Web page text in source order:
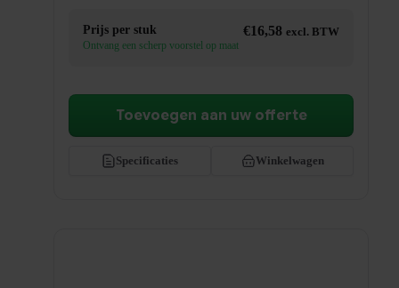
Prijs per stuk €16,58 excl. BTW
Ontvang een scherp voorstel op maat
Specificaties Winkelwagen
Toevoegen aan uw offerte